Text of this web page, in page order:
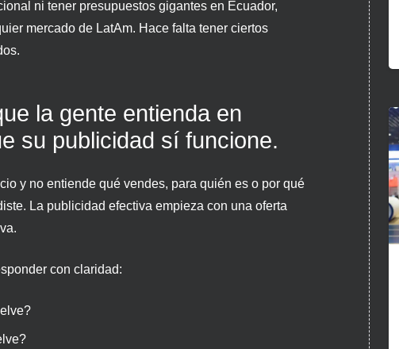
ni tener presupuestos gigantes en Ecuador,
mercado de LatAm. Hace falta tener ciertos
la gente entienda en
su publicidad sí funcione.
y no entiende qué vendes, para quién es o por qué
La publicidad efectiva empieza con una oferta
con claridad: